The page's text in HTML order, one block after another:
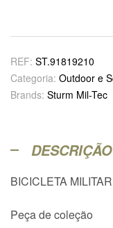
REF: ST.91819210
Categoria: Outdoor e
Brands: Sturm Mil-Tec
DESCRIÇÃO
BICICLETA
Peça de coleção